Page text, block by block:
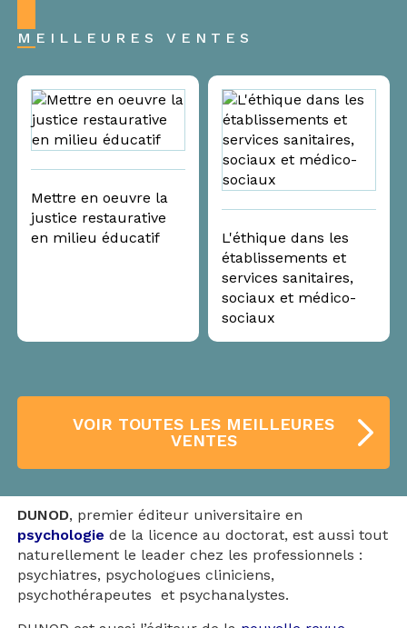
MEILLEURES VENTES
Mettre en oeuvre la
justice restaurative
en milieu éducatif
L'éthique dans les
établissements et
services sanitaires,
sociaux et médico-
sociaux
VOIR TOUTES LES MEILLEURES
VENTES
DUNOD, premier éditeur universitaire en
psychologie de la licence au doctorat, est aussi tout
naturellement le leader chez les professionnels :
psychiatres, psychologues cliniciens,
psychothérapeutes et psychanalystes.